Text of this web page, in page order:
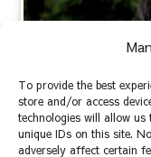
To provide the best
store and/or access
technologies will allow
unique IDs on this site.
adversely affect certain
[Skyrim SE]：